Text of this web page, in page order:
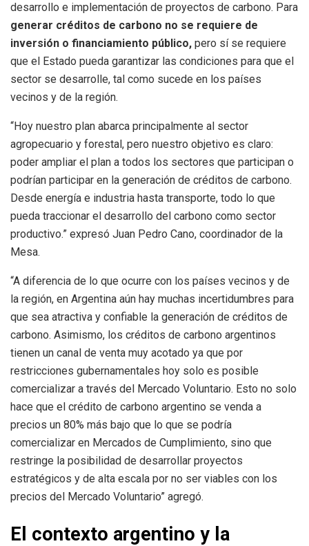
desarrollo e implementación de proyectos de carbono. Para
generar créditos de carbono no se requiere de
inversión o financiamiento público, pero sí se requiere
que el Estado pueda garantizar las condiciones para que el
sector se desarrolle, tal como sucede en los países
vecinos y de la región.
“Hoy nuestro plan abarca principalmente al sector
agropecuario y forestal, pero nuestro objetivo es claro:
poder ampliar el plan a todos los sectores que participan o
podrían participar en la generación de créditos de carbono.
Desde energía e industria hasta transporte, todo lo que
pueda traccionar el desarrollo del carbono como sector
productivo.” expresó Juan Pedro Cano, coordinador de la
Mesa.
“A diferencia de lo que ocurre con los países vecinos y de
la región, en Argentina aún hay muchas incertidumbres para
que sea atractiva y confiable la generación de créditos de
carbono. Asimismo, los créditos de carbono argentinos
tienen un canal de venta muy acotado ya que por
restricciones gubernamentales hoy solo es posible
comercializar a través del Mercado Voluntario. Esto no solo
hace que el crédito de carbono argentino se venda a
precios un 80% más bajo que lo que se podría
comercializar en Mercados de Cumplimiento, sino que
restringe la posibilidad de desarrollar proyectos
estratégicos y de alta escala por no ser viables con los
precios del Mercado Voluntario” agregó.
El contexto argentino y la